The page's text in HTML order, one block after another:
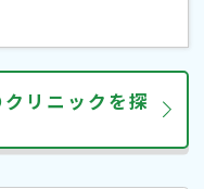
リニックを探